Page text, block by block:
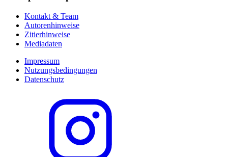
Kontakt & Team
Autorenhinweise
Zitierhinweise
Mediadaten
Impressum
Nutzungsbedingungen
Datenschutz